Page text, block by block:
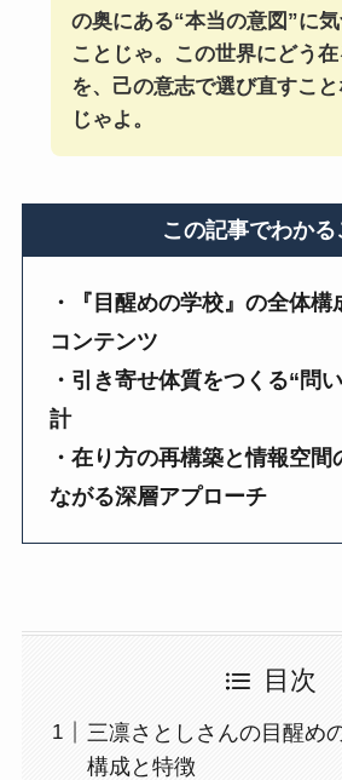
の奥にある“本当の意図”に気
ことじゃ。この世界にどう
を、己の意志で選び直すこ
じゃよ。
この記事でわかる
・『目醒めの学校』の全体
コンテンツ
・引き寄せ体質をつくる“問
計
・在り方の再構築と情報空
ながる深層アプローチ
目次
三凛さとしさんの目醒め
構成と特徴